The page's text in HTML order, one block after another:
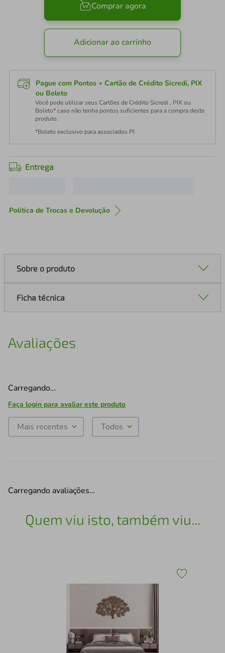
Comprar agora
Adicionar ao carrinho
Pague com Pontos + Cartão de Crédito Sicredi, PIX
ou Boleto
Você pode utilizar seus Cartões de Crédito Sicredi , PIX ou
Boleto* caso não tenha pontos suficientes para a compra deste
produto.
*Boleto exclusivo para associados PJ
Entrega
Política de Trocas e Devolução
Sobre o produto
Ficha técnica
Avaliações
Carregando…
Faça login para avaliar este produto
Mais recentes Todos
Carregando avaliações…
Quem viu isto, também viu...